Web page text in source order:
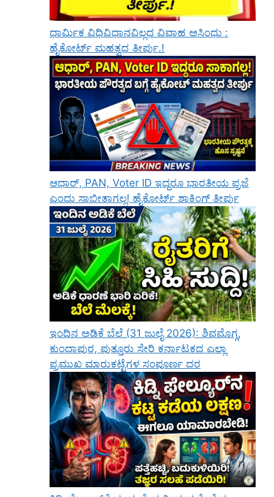
ಧಾರ್ಮಿಕ ವಿಧಿವಿಧಾನವಿಲ್ಲದ ವಿವಾಹ ಅಸಿಂಧು :
ಹೈಕೋರ್ಟ್ ಮಹತ್ವದ ತೀರ್ಪು.!
ಆಧಾರ್, PAN, Voter ID ಇದ್ದರೂ ಭಾರತೀಯ ಪ್ರಜೆ
ಎಂದು ಸಾಬೀತಾಗಲ್ಲ! ಹೈಕೋರ್ಟ್ ಶಾಕಿಂಗ್ ತೀರ್ಪು
ಇಂದಿನ ಅಡಿಕೆ ಬೆಲೆ (31 ಜುಲೈ 2026): ಶಿವಮೊಗ್ಗ,
ಕುಂದಾಪುರ, ಪುತ್ತೂರು ಸೇರಿ ಕರ್ನಾಟಕದ ಎಲ್ಲಾ
ಪ್ರಮುಖ ಮಾರುಕಟ್ಟೆಗಳ ಸಂಪೂರ್ಣ ದರ